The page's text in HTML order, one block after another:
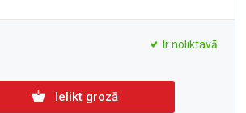
Ir noliktavā
Ielikt grozā